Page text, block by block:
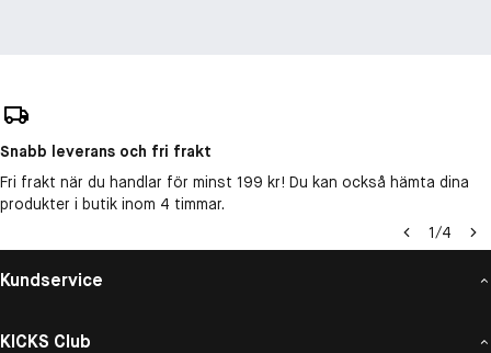
Snabb leverans och fri frakt
Fri frakt när du handlar för minst 199 kr! Du kan också hämta dina
produkter i butik inom 4 timmar.
1/4
Kundservice
KICKS Club